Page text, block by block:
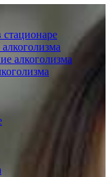
стационаре
алкоголизма